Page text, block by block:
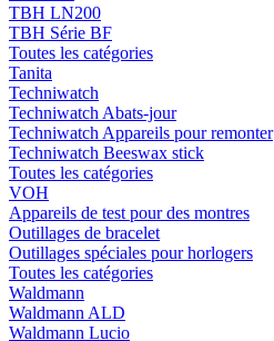
TBH LN200
TBH Série BF
Toutes les catégories
Tanita
Techniwatch
Techniwatch Abats-jour
Techniwatch Appareils pour remonter
Techniwatch Beeswax stick
Toutes les catégories
VOH
Appareils de test pour des montres
Outillages de bracelet
Outillages spéciales pour horlogers
Toutes les catégories
Waldmann
Waldmann ALD
Waldmann Lucio